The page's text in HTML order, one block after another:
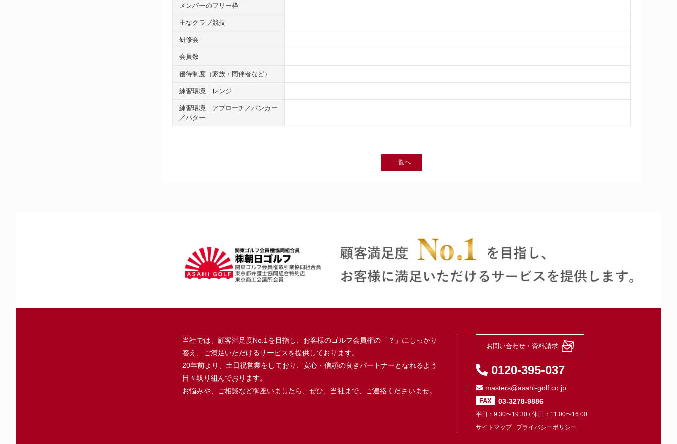
メンバーのフリー枠
主なクラブ競技
研修会
会員数
優待制度（家族・同伴者など）
練習環境｜レンジ
練習環境｜アプローチ／バンカー
／パター
一覧へ
当社では、顧客満足度No.1を目指し、お客様のゴルフ会員権の「？」にしっかり
答え、ご満足いただけるサービスを提供しております。
20年前より、土日祝営業をしており、安心・信頼の良きパートナーとなれるよう
日々取り組んでおります。
お悩みや、ご相談など御座いましたら、ぜひ、当社まで、ご連絡くださいませ。
お問い合わせ・資料請求
0120-395-037
masters@asahi-golf.co.jp
FAX 03-3278-9886
平日：9:30〜19:30 / 休日：11:00〜16:00
サイトマップ
プライバシーポリシー